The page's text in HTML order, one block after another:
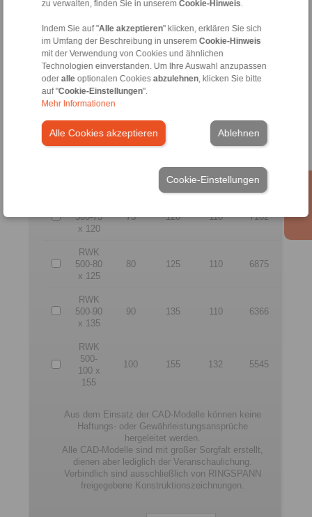
zu verwalten, finden Sie in unserem Cookie-Hinweis
Indem Sie auf "Alle akzeptieren" klicken, erklären Sie sich
im Umfang der Beschreibung in unserem Cookie-Hinweis
mit der Verwendung von Cookies und ähnlichen
Technologien einverstanden. Um Ihre Auswahl anzupassen
oder alleoptionalen Cookies abzulehnen, klicken Sie bitte
auf "Cookie-Einstellungen".
Mehr Informationen
Alle Cookies akzeptieren Ablehnen
Cookie-Einstellungen
500-55
x 95
55 95 93 9047
RWK
500-60
x 100
60 100 93 8594
500-65
x 105
65 93 8185
115 110 7473
500-75
x 120
75 120 110 7162
RWK
500-80
x 125
80 125 110 6875
RWK
500-90
x 135
90 135 110 6366
RWK
500-
100 x
155
100 155 132 5545
Aus dem Einsatz der CAD-Modelle können keine
Haftungs- oder Gewährleistungsansprüche
hergeleitet werden.
Alle CAD-Modelle sind mit großer Sorgfalt erstellt,
dienen aber lediglich der Veranschaulichung.
Verbindlich sind ausschließlich von RINGSPANN
freigegebene Konstruktionszeichnungen.